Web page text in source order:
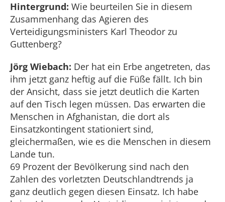
Hintergrund: Wie beurteilen Sie in diesem
Zusammenhang das Agieren des
Verteidigungsministers Karl Theodor zu
Guttenberg?
Jörg Wiebach: Der hat ein Erbe angetreten, das
ihm jetzt ganz heftig auf die Füße fällt. Ich bin
der Ansicht, dass sie jetzt deutlich die Karten
auf den Tisch legen müssen. Das erwarten die
Menschen in Afghanistan, die dort als
Einsatzkontingent stationiert sind,
gleichermaßen, wie es die Menschen in diesem
Lande tun.
69 Prozent der Bevölkerung sind nach den
Zahlen des vorletzten Deutschlandtrends ja
ganz deutlich gegen diesen Einsatz. Ich habe